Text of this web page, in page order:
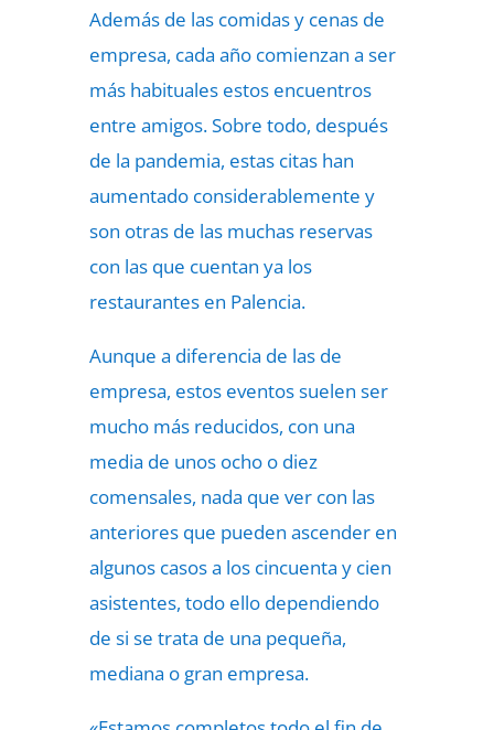
Además de las comidas y cenas de
empresa, cada año comienzan a ser
más habituales estos encuentros
entre amigos. Sobre todo, después
de la pandemia, estas citas han
aumentado considerablemente y
son otras de las muchas reservas
con las que cuentan ya los
restaurantes en Palencia.
Aunque a diferencia de las de
empresa, estos eventos suelen ser
mucho más reducidos, con una
media de unos ocho o diez
comensales, nada que ver con las
anteriores que pueden ascender en
algunos casos a los cincuenta y cien
asistentes, todo ello dependiendo
de si se trata de una pequeña,
mediana o gran empresa.